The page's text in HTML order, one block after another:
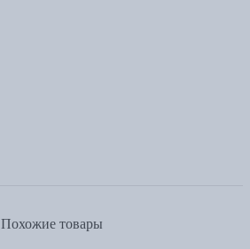
Похожие товары